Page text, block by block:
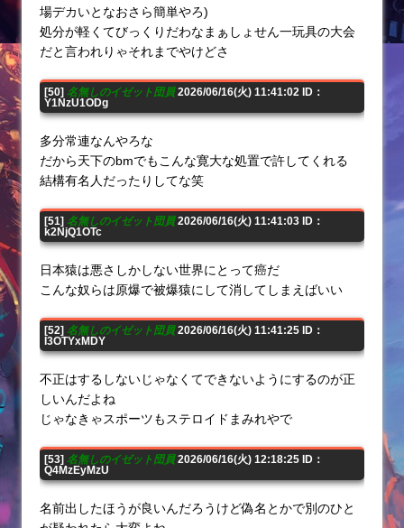
場デカいとなおさら簡単やろ)
処分が軽くてびっくりだわなまぁしょせん一玩具の大会
だと言われりゃそれまでやけどさ
[50] 名無しのイゼット団員2026/06/16(火) 11:41:02 ID：
Y1NzU1ODg
多分常連なんやろな
だから天下のbmでもこんな寛大な処置で許してくれる
結構有名人だったりしてな笑
[51] 名無しのイゼット団員2026/06/16(火) 11:41:03 ID：
k2NjQ1OTc
日本猿は悪さしかしない世界にとって癌だ
こんな奴らは原爆で被爆猿にして消してしまえばいい
[52] 名無しのイゼット団員2026/06/16(火) 11:41:25 ID：
I3OTYxMDY
不正はするしないじゃなくてできないようにするのが正
しいんだよね
じゃなきゃスポーツもステロイドまみれやで
[53] 名無しのイゼット団員2026/06/16(火) 12:18:25 ID：
Q4MzEyMzU
名前出したほうが良いんだろうけど偽名とかで別のひと